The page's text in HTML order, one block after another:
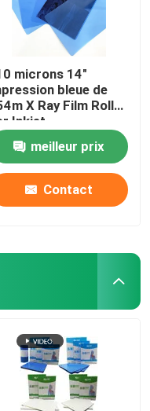
microns 14"
bleue de
X Ray Film Roll
Inkjet
meilleur prix
Contact